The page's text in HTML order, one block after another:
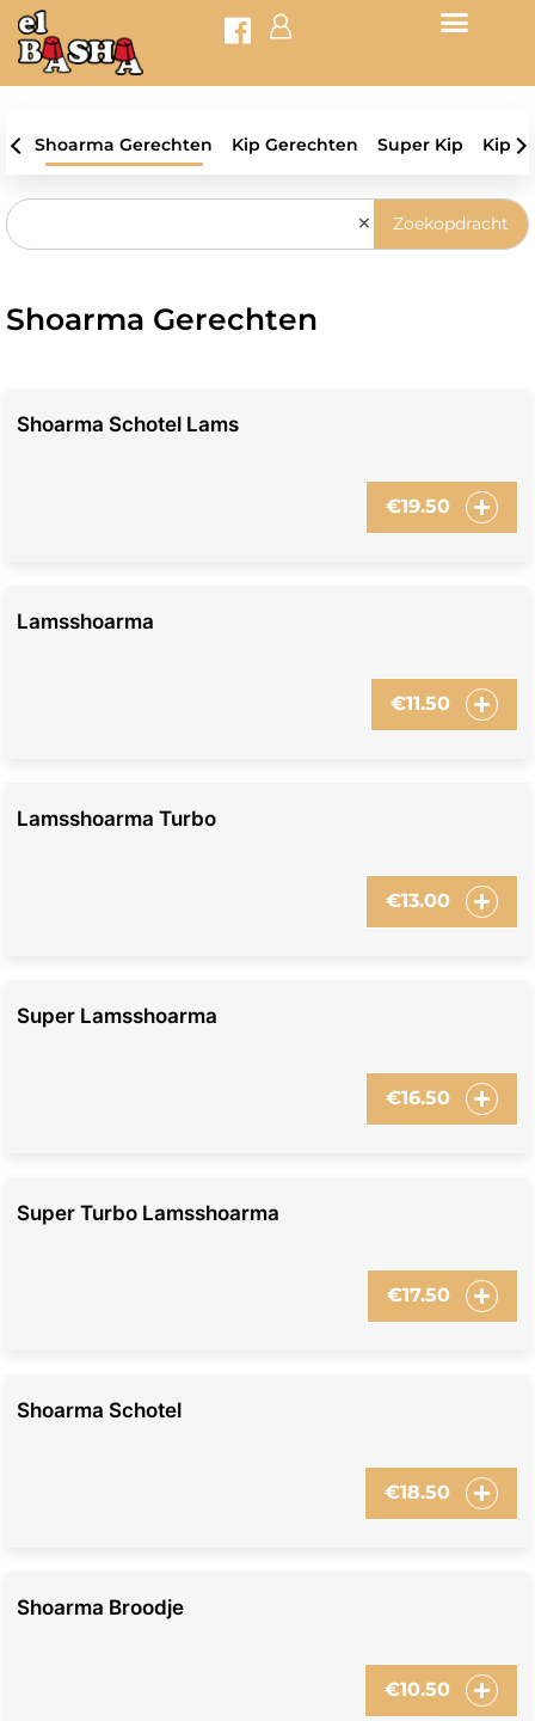
Shoarma Gerechten Kip Gerechten Super Kip
× Zoekopdracht
Shoarma Gerechten
Shoarma Schotel Lams
€19.50
Lamsshoarma
€11.50
Lamsshoarma Turbo
€13.00
Super Lamsshoarma
€16.50
Super Turbo Lamsshoarma
€17.50
Shoarma Schotel
€18.50
Shoarma Broodje
€10.50